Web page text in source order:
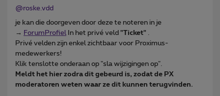
@roske.vdd
je kan die doorgeven door deze te noteren in je
→ ForumProfiel In het privé veld "Ticket"
Privé velden zijn enkel zichtbaar voor Proximus-
medewerkers!
Klik tenslotte onderaan op "sla wijzigingen op".
Meldt het hier zodra dit gebeurd is, zodat de PX
moderatoren weten waar ze dit kunnen terugvinden.